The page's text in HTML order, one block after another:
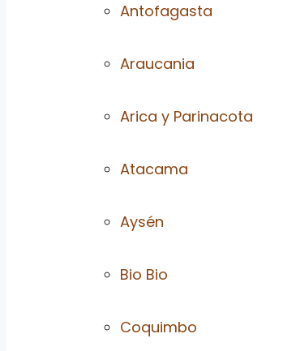
Antofagasta
Araucania
Arica y Parinacota
Atacama
Aysén
Bio Bio
Coquimbo